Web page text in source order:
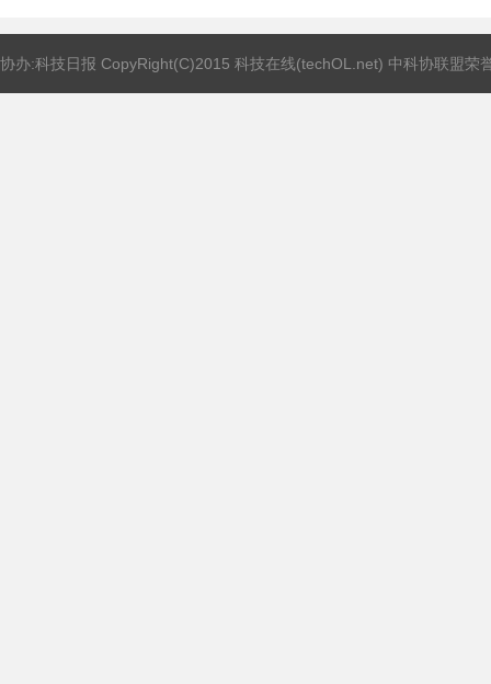
协办:科技日报 CopyRight(C)2015 科技在线(techOL.net) 中科协联盟荣